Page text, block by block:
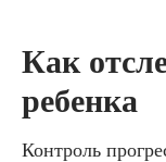
Как
ребенка
Контроль